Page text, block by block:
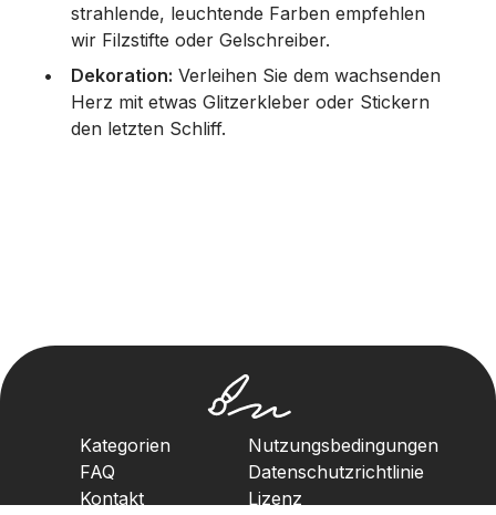
strahlende, leuchtende Farben empfehlen
wir Filzstifte oder Gelschreiber.
Dekoration: Verleihen Sie dem wachsenden
Herz mit etwas Glitzerkleber oder Stickern
den letzten Schliff.
Kategorien
FAQ
Kontakt
Nutzungsbedingungen
Datenschutzrichtlinie
Lizenz